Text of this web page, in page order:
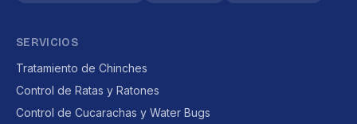
SERVICIOS
Tratamiento de Chinches
Control de Ratas y Ratones
Control de Cucarachas y Water Bugs